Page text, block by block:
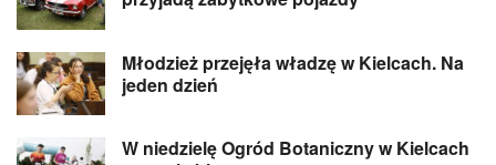
Młodzież przejęła władzę w Kielcach. Na
jeden dzień
W niedzielę Ogród Botaniczny w Kielcach